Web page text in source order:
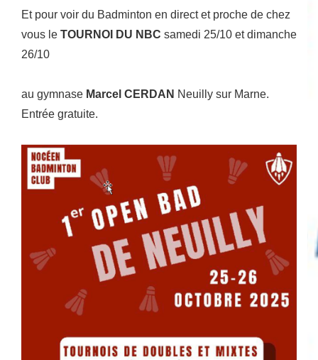
Et pour voir du Badminton en direct et proche de chez
vous le TOURNOI DU NBC samedi 25/10 et dimanche
26/10
au gymnase Marcel CERDAN Neuilly sur Marne.
Entrée gratuite.